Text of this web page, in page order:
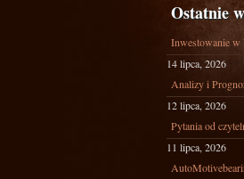
Ostatnie
Inwestowanie w
14 lipca, 2026
Analizy i
12 lipca, 2026
Pytania od
11 lipca, 2026